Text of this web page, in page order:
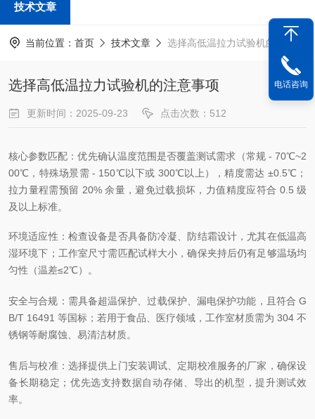
技术文章
当前位置： 首页 技术文章 选择高低温拉力试验机的注意事项
选择高低温拉力试验机的注意事项
更新时间：2025-09-23 点击次数：512
核心参数匹配：优先确认温度范围是否覆盖测试需求（常规 - 70℃~2
00℃，特殊场景需 - 150℃以下或 300℃以上），精度需达 ±0.5℃；
拉力量程需预留 20% 余量，避免过载损坏，力值精度应符合 0.5 级
及以上标准。
环境适应性：检查设备是否具备防冷凝、防结霜设计，尤其在低温高
湿环境下；工作室尺寸需匹配试样大小，确保夹持后仍有足够温场均
匀性（温差≤2℃）。
安全与合规：需具备超温保护、过载保护、漏电保护功能，且符合 G
B/T 16491 等国标；若用于食品、医疗领域，工作室材质需为 304 不
锈钢等耐腐蚀、易清洁材质。
售后与校准：选择提供上门安装调试、定期校准服务的厂家，确保设
备长期稳定；优先选支持数据自动存储、导出的机型，提升测试效
率。
电话咨询